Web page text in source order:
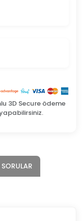
3D Secure ödeme